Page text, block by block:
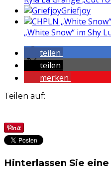
Griefjoy
„White Snow“ im Shy
teilen
teilen
merken
Teilen auf:
Hinterlassen Sie